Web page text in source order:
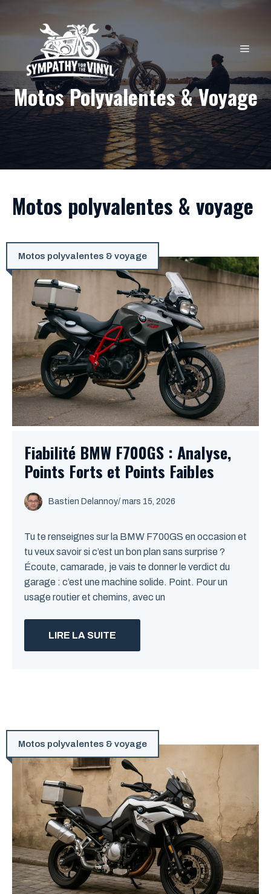
Motos Polyvalentes & Voyage
Motos polyvalentes & voyage
Motos polyvalentes & voyage
Fiabilité BMW F700GS : Analyse,
Points Forts et Points Faibles
Bastien Delannoy/ mars 15, 2026
Tu te renseignes sur la BMW F700GS en occasion et
tu veux savoir si c’est un bon plan sans surprise ?
Écoute, camarade, je vais te donner le verdict du
garage : c’est une machine solide. Point. Pour un
usage routier et chemins, avec un
LIRE LA SUITE
Motos polyvalentes & voyage